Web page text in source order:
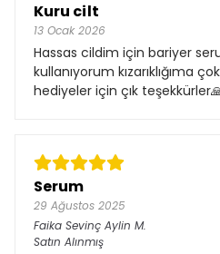
Kuru cilt
13 Ocak 2026
Hassas cildim için bariyer
kullanıyorum kızarıklığıma
hediyeler için çık
Serum
29 Ağustos 2025
Faika Sevinç Aylin M.
Satın Alınmış